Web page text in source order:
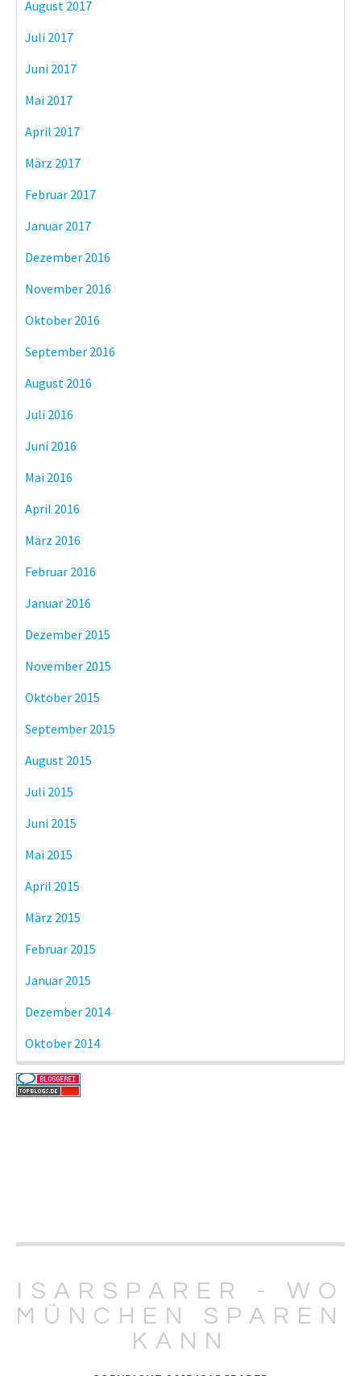
August 2017
Juli 2017
Juni 2017
Mai 2017
April 2017
März 2017
Februar 2017
Januar 2017
Dezember 2016
November 2016
Oktober 2016
September 2016
August 2016
Juli 2016
Juni 2016
Mai 2016
April 2016
März 2016
Februar 2016
Januar 2016
Dezember 2015
November 2015
Oktober 2015
September 2015
August 2015
Juli 2015
Juni 2015
Mai 2015
April 2015
März 2015
Februar 2015
Januar 2015
Dezember 2014
Oktober 2014
ISARSPARER - WO
MÜNCHEN SPAREN
KANN